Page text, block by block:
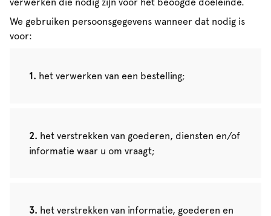
We gebruiken persoonsgegevens wanneer dat nodig is
voor:
het verwerken van een bestelling;
het verstrekken van goederen, diensten en/of
informatie waar u om vraagt;
het verstrekken van informatie, goederen en